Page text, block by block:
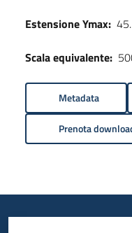
Estensione Ymax:
Scala equivalente:
Metadata
Prenota